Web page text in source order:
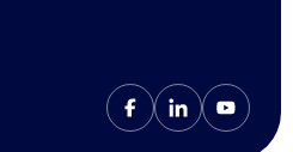
vos préférences pour